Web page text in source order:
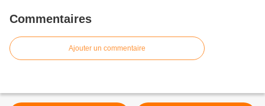
Commentaires
Ajouter un commentaire